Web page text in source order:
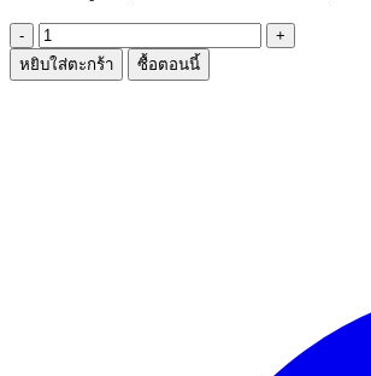
จำนวน
ลูก
หยิบใส่ตะกร้า ซื้อตอนนี้